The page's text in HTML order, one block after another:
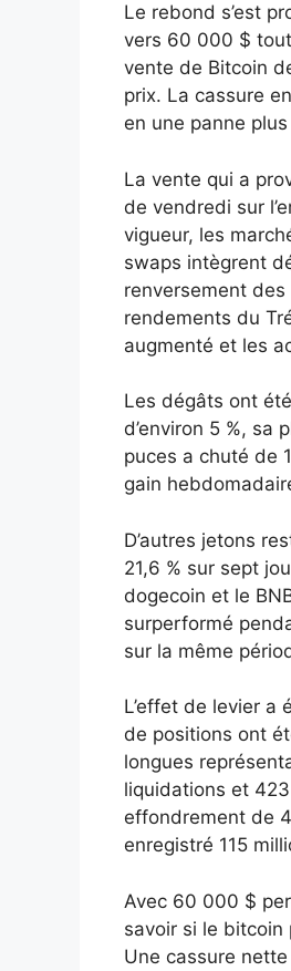
Le rebond s’est
vers 60 000 $
vente de Bitcoin
prix. La cassure
en une panne
La vente qui a
de vendredi sur
vigueur, les
swaps intègrent
renversement
rendements du
augmenté et les
Les dégâts ont
d’environ 5 %,
puces a chuté de
gain
D’autres jetons
21,6 % sur sept
dogecoin et le
surperformé
sur la même
L’effet de levier a
de positions ont
longues
liquidations et
effondrement de
enregistré 115
Avec 60 000 $
savoir si le bitcoin
Une cassure